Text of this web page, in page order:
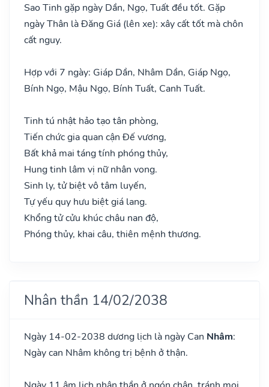
Sao Tinh gặp ngày Dần, Ngọ, Tuất đều tốt. Gặp
ngày Thân là Đăng Giá (lên xe): xây cất tốt mà chôn
cất nguy.
Hợp với 7 ngày: Giáp Dần, Nhâm Dần, Giáp Ngọ,
Bính Ngọ, Mậu Ngọ, Bính Tuất, Canh Tuất.
Tinh tú nhật hảo tạo tân phòng,
Tiến chức gia quan cận Đế vương,
Bất khả mai táng tính phóng thủy,
Hung tinh lâm vị nữ nhân vong.
Sinh ly, tử biệt vô tâm luyến,
Tự yếu quy hưu biệt giá lang.
Khổng tử cửu khúc châu nan độ,
Phóng thủy, khai câu, thiên mệnh thương.
Nhân thần 14/02/2038
Ngày 14-02-2038 dương lịch là ngày Can Nhâm:
Ngày can Nhâm không trị bệnh ở thận.